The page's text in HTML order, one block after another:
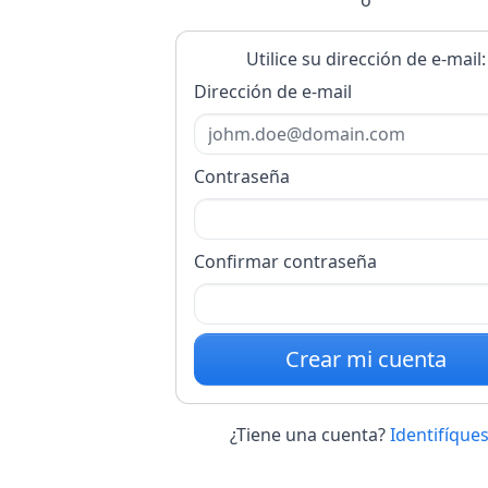
Utilice su dirección de e-mail:
Dirección de e-mail
Contraseña
Confirmar contraseña
Crear mi cuenta
¿Tiene una cuenta?